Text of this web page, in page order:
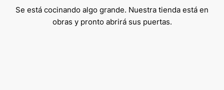
Se está cocinando algo grande. Nuestra tienda está en
obras y pronto abrirá sus puertas.